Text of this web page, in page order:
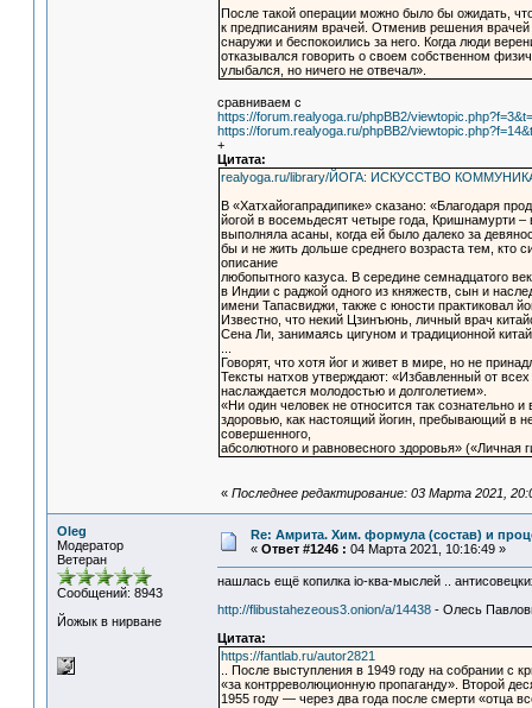
После такой операции можно было бы ожидать,
к предписаниям врачей. Отменив решения
снаружи и беспокоились за него. Когда люди
отказывался говорить о своем собственном
улыбался, но ничего не отвечал».
сравниваем с
https://forum.realyoga.ru/phpBB2/
https://forum.realyoga.ru/phpBB2/
+
Цитата:
realyoga.ru/library/ЙОГА: ИСКУССТВО
В «Хатхайогапрадипике» сказано: «Благодаря
йогой в восемьдесят четыре года, Кришнамурти
выполняла асаны, когда ей было далеко за
бы и не жить дольше среднего возраста тем, кто
описание
любопытного казуса. В середине семнадцатого
в Индии с раджой одного из княжеств, сын и
имени Тапасвиджи, также с юности практиковал
Известно, что некий Цзинъюнь, личный врач
Сена Ли, занимаясь цигуном и традиционной
Говорят, что хотя йог и живет в мире, но не
Тексты натхов утверждают: «Избавленный от всех
наслаждается молодостью и долголетием».
«Ни один человек не относится так сознательно
здоровью, как настоящий йогин, пребывающий в
совершенного,
абсолютного и равновесного здоровья» («Личная
« Последнее редактирование: 03 Марта 2021,
Oleg
Модератор
Ветеран
Сообщений: 8943
Йожык в нирване
Re: Амрита. Хим. формула (состав) и
« Ответ #1246 : 04 Марта 2021, 10:16:49 »
нашлась ещё копилка io-ква-мыслей ..
http://flibustahezeous3.onion/a/14438- Олесь
Цитата:
https://fantlab.ru/autor2821
.. После выступления в 1949 году на собрании с
«за контрреволюционную пропаганду». Второй
1955 году — через два года после смерти «отца